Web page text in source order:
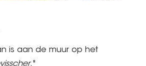
is aan de muur op het
."